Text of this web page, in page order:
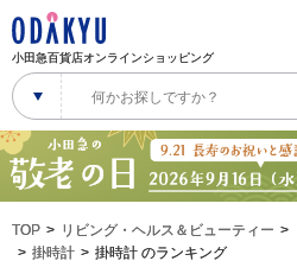
小田急百貨店オンラインショッピング
TOP リビング・ヘルス＆ビューティー
掛時計
掛時計 のランキング